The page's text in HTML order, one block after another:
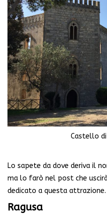
Castello
Lo sapete da dove deriva il
ma lo farò nel post che
dedicato a questa attrazione.
Ragusa